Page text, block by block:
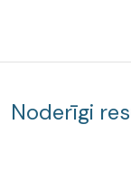
Noderīgi